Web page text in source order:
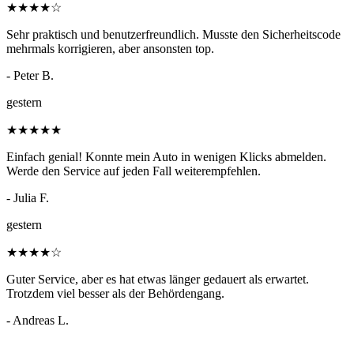
★★★★☆
Sehr praktisch und benutzerfreundlich. Musste den Sicherheitscode
mehrmals korrigieren, aber ansonsten top.
- Peter B.
gestern
★★★★★
Einfach genial! Konnte mein Auto in wenigen Klicks abmelden.
Werde den Service auf jeden Fall weiterempfehlen.
- Julia F.
gestern
★★★★☆
Guter Service, aber es hat etwas länger gedauert als erwartet.
Trotzdem viel besser als der Behördengang.
- Andreas L.